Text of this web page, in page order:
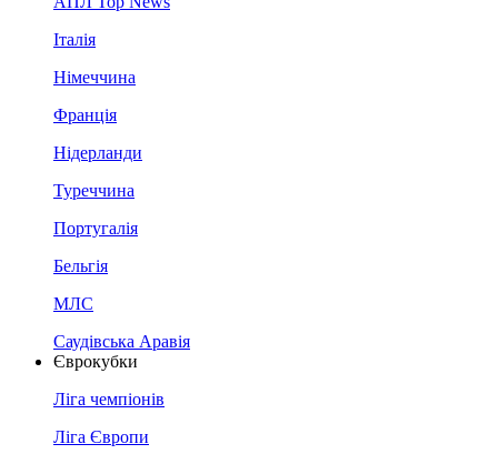
Італія
Німеччина
Франція
Нідерланди
Туреччина
Португалія
Бельгія
МЛС
Саудівська Аравія
Єврокубки
Ліга чемпіонів
Ліга Європи